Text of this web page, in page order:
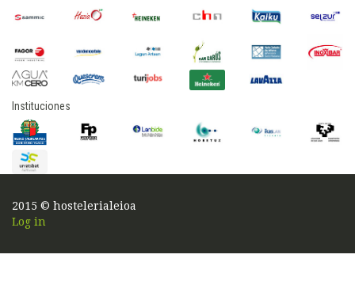
Instituciones
2015 © hostelerialeioa
Log in